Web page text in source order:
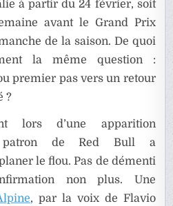
à partir du 24 février, soit
avant le Grand Prix
de la saison. De quoi
la même question :
premier pas vers un retour
?
lors d’une apparition
patron de Red Bull a
le flou. Pas de démenti
non plus. Une
, par la voix de Flavio